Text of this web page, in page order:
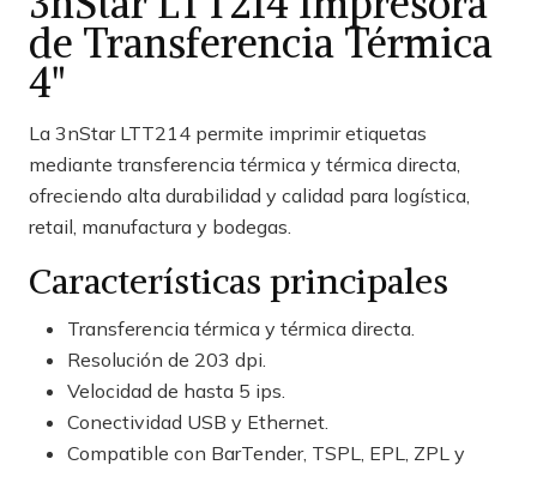
de Transferencia Térmica
4"
La 3nStar LTT214 permite imprimir etiquetas
mediante transferencia térmica y térmica directa,
ofreciendo alta durabilidad y calidad para logística,
retail, manufactura y bodegas.
Características principales
Transferencia térmica y térmica directa.
Resolución de 203 dpi.
Velocidad de hasta 5 ips.
Conectividad USB y Ethernet.
Compatible con BarTender, TSPL, EPL, ZPL y